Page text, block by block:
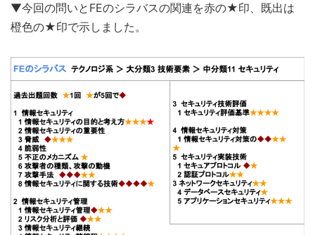
▼今回の問いとFEのシラバスの関連を赤の★印、既出は
橙色の★印で示しました。